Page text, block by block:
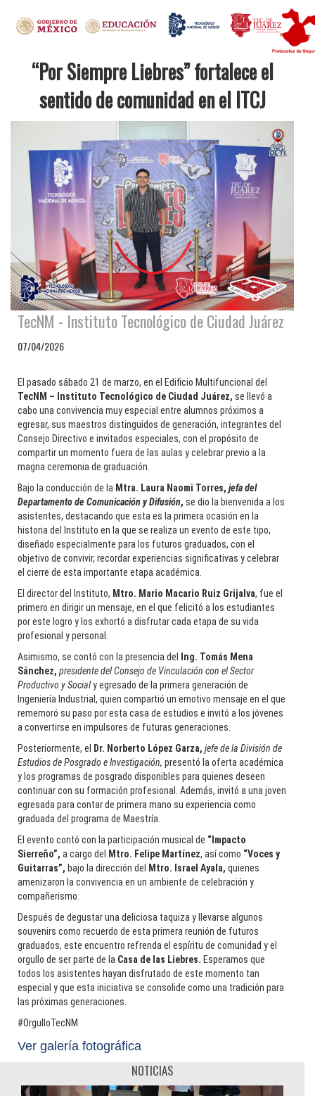
“Por Siempre Liebres” fortalece el
sentido de comunidad en el ITCJ
TecNM - Instituto Tecnológico de Ciudad Juárez
07/04/2026
El pasado sábado 21 de marzo, en el Edificio Multifuncional del
TecNM – Instituto Tecnológico de Ciudad Juárez, se llevó a
cabo una convivencia muy especial entre alumnos próximos a
egresar, sus maestros distinguidos de generación, integrantes del
Consejo Directivo e invitados especiales, con el propósito de
compartir un momento fuera de las aulas y celebrar previo a la
magna ceremonia de graduación.
Bajo la conducción de la Mtra. Laura Naomi Torres, jefa del
Departamento de Comunicación y Difusión, se dio la bienvenida a los
asistentes, destacando que esta es la primera ocasión en la
historia del Instituto en la que se realiza un evento de este tipo,
diseñado especialmente para los futuros graduados, con el
objetivo de convivir, recordar experiencias significativas y celebrar
el cierre de esta importante etapa académica.
El director del Instituto, Mtro. Mario Macario Ruiz Grijalva, fue el
primero en dirigir un mensaje, en el que felicitó a los estudiantes
por este logro y los exhortó a disfrutar cada etapa de su vida
profesional y personal.
Asimismo, se contó con la presencia del
Ing. Tomás Mena
Sánchez, presidente del Consejo de Vinculación con el Sector
Productivo y Socialy egresado de la primera generación de
Ingeniería Industrial, quien compartió un emotivo mensaje en el que
rememoró su paso por esta casa de estudios e invitó a los jóvenes
a convertirse en impulsores de futuras generaciones.
Posteriormente, el
Dr. Norberto López Garza, jefe de la División de
Estudios de Posgrado e Investigación, presentó la oferta académica
y los programas de posgrado disponibles para quienes deseen
continuar con su formación profesional. Además, invitó a una joven
egresada para contar de primera mano su experiencia como
graduada del programa de Maestría.
El evento contó con la participación musical de “Impacto
Sierreño”, a cargo del Mtro. Felipe Martínez, así como “Voces y
Guitarras”, bajo la dirección del Mtro. Israel Ayala, quienes
amenizaron la convivencia en un ambiente de celebración y
compañerismo.
Después de degustar una deliciosa taquiza y llevarse algunos
souvenirs como recuerdo de esta primera reunión de futuros
graduados, este encuentro refrenda el espíritu de comunidad y el
orgullo de ser parte de la Casa de las Liebres. Esperamos que
todos los asistentes hayan disfrutado de este momento tan
especial y que esta iniciativa se consolide como una tradición para
las próximas generaciones.
#OrgulloTecNM
Ver galería fotográfica
NOTICIAS
Rodolfo Baylón: La curiosidad como motor de una trayectoria
sin fronteras